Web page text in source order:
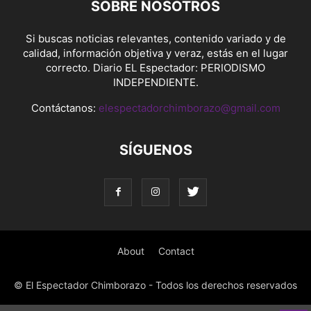
SOBRE NOSOTROS
Si buscas noticias relevantes, contenido variado y de
calidad, información objetiva y veraz, estás en el lugar
correcto. Diario EL Espectador: PERIODISMO
INDEPENDIENTE.
Contáctanos: elespectadorchimborazo@gmail.com
SÍGUENOS
About Contact
© El Espectador Chimborazo - Todos los derechos reservados